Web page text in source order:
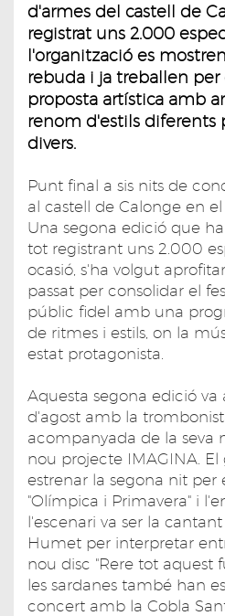
d'armes del castell de
registrat uns 2.000
l'organització es
rebuda i ja treballen
proposta artística amb
renom d'estils diferents
divers.
Punt final a sis nits de
al castell de Calonge en
Una segona edició que
tot registrant uns 2.000
ocasió, s'ha volgut
passat per consolidar el
públic fidel amb una
de ritmes i estils, on la
estat protagonista.
Aquesta segona edició va
d'agost amb la
acompanyada de la seva
nou projecte IMAGINA.
estrenar la segona nit
"Olímpica i Primavera" i
l'escenari va ser la
Humet per interpretar
nou disc "Rere tot aquest
les sardanes també han
concert amb la Cobla